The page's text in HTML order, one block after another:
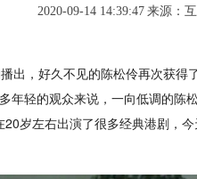
2020-09-14 14:39:47 来源：
出，好久不见的陈松伶再次获
年轻的观众来说，一向低调的陈
岁左右出演了很多经典港剧，